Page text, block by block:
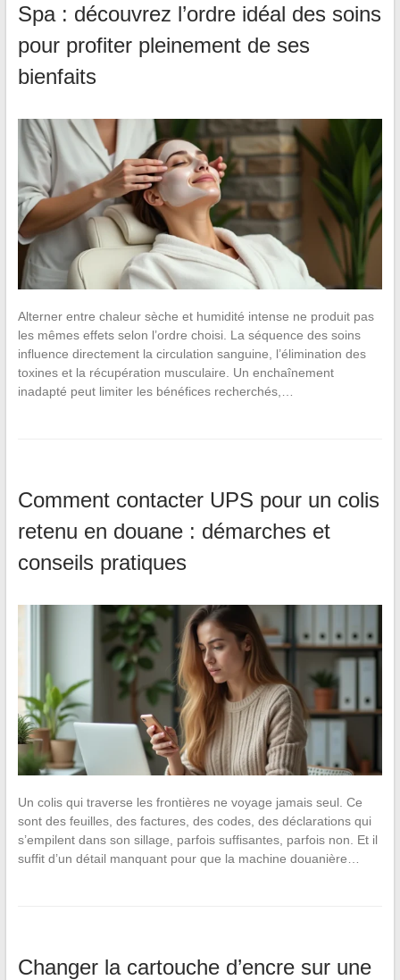
Spa : découvrez l’ordre idéal des soins
pour profiter pleinement de ses
bienfaits
Alterner entre chaleur sèche et humidité intense ne produit pas
les mêmes effets selon l’ordre choisi. La séquence des soins
influence directement la circulation sanguine, l’élimination des
toxines et la récupération musculaire. Un enchaînement
inadapté peut limiter les bénéfices recherchés,…
Comment contacter UPS pour un colis
retenu en douane : démarches et
conseils pratiques
Un colis qui traverse les frontières ne voyage jamais seul. Ce
sont des feuilles, des factures, des codes, des déclarations qui
s’empilent dans son sillage, parfois suffisantes, parfois non. Et il
suffit d’un détail manquant pour que la machine douanière…
Changer la cartouche d’encre sur une